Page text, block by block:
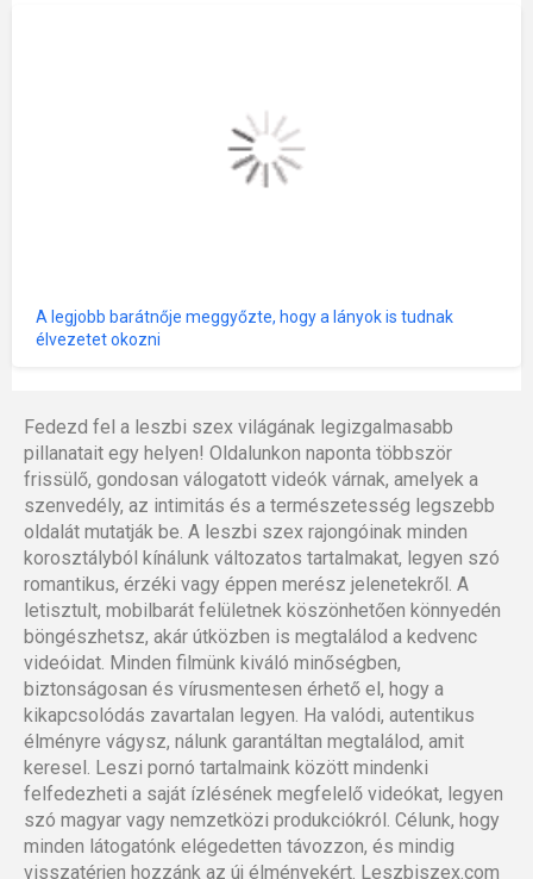
A legjobb barátnője meggyőzte, hogy a lányok is tudnak
élvezetet okozni
Fedezd fel a leszbi szex világának legizgalmasabb
pillanatait egy helyen! Oldalunkon naponta többször
frissülő, gondosan válogatott videók várnak, amelyek a
szenvedély, az intimitás és a természetesség legszebb
oldalát mutatják be. A leszbi szex rajongóinak minden
korosztályból kínálunk változatos tartalmakat, legyen szó
romantikus, érzéki vagy éppen merész jelenetekről. A
letisztult, mobilbarát felületnek köszönhetően könnyedén
böngészhetsz, akár útközben is megtalálod a kedvenc
videóidat. Minden filmünk kiváló minőségben,
biztonságosan és vírusmentesen érhető el, hogy a
kikapcsolódás zavartalan legyen. Ha valódi, autentikus
élményre vágysz, nálunk garantáltan megtalálod, amit
keresel. Leszi pornó tartalmaink között mindenki
felfedezheti a saját ízlésének megfelelő videókat, legyen
szó magyar vagy nemzetközi produkciókról. Célunk, hogy
minden látogatónk elégedetten távozzon, és mindig
visszatérjen hozzánk az új élményekért. Leszbiszex.com